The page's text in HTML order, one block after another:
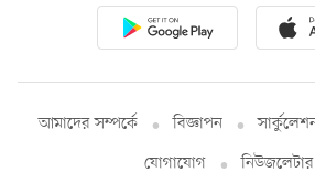
আমাদের সম্পর্কে বিজ্ঞাপন
যোগাযোগ
নিউজলেটার